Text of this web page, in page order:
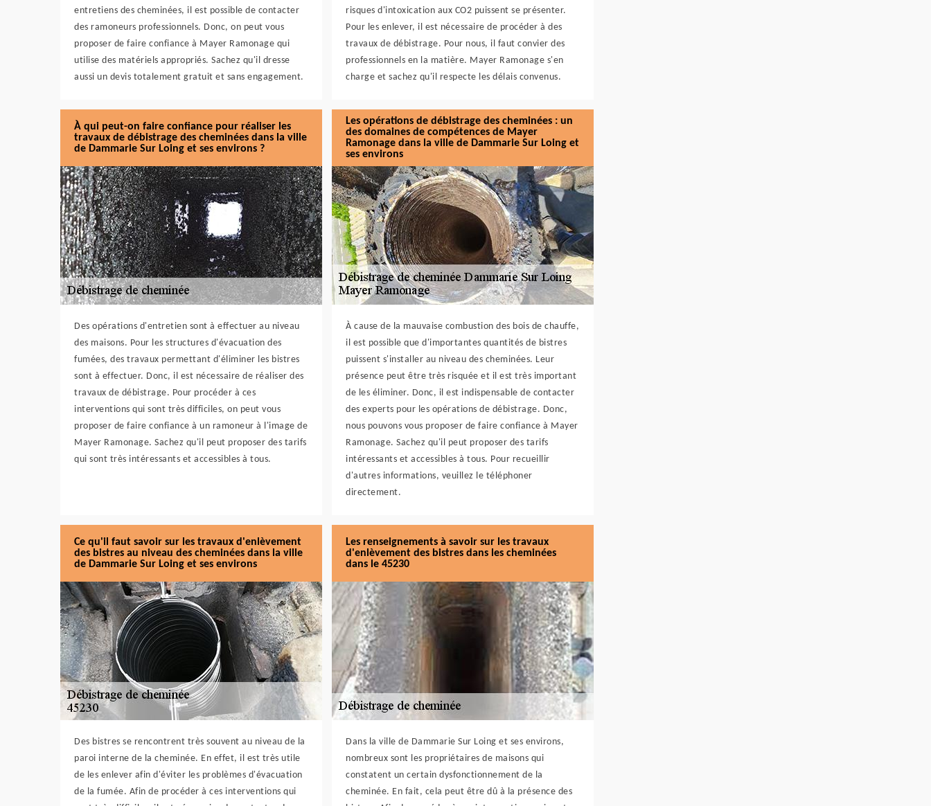
entretiens des cheminées, il est possible de contacter
des ramoneurs professionnels. Donc, on peut vous
proposer de faire confiance à Mayer Ramonage qui
utilise des matériels appropriés. Sachez qu'il dresse
aussi un devis totalement gratuit et sans engagement.
risques d'intoxication aux CO2 puissent se présenter.
Pour les enlever, il est nécessaire de procéder à des
travaux de débistrage. Pour nous, il faut convier des
professionnels en la matière. Mayer Ramonage s'en
charge et sachez qu'il respecte les délais convenus.
À qui peut-on faire confiance pour réaliser les
travaux de débistrage des cheminées dans la ville
de Dammarie Sur Loing et ses environs ?
Des opérations d'entretien sont à effectuer au niveau
des maisons. Pour les structures d'évacuation des
fumées, des travaux permettant d'éliminer les bistres
sont à effectuer. Donc, il est nécessaire de réaliser des
travaux de débistrage. Pour procéder à ces
interventions qui sont très difficiles, on peut vous
proposer de faire confiance à un ramoneur à l'image de
Mayer Ramonage. Sachez qu'il peut proposer des tarifs
qui sont très intéressants et accessibles à tous.
Les opérations de débistrage des cheminées : un
des domaines de compétences de Mayer
Ramonage dans la ville de Dammarie Sur Loing et
ses environs
À cause de la mauvaise combustion des bois de chauffe,
il est possible que d'importantes quantités de bistres
puissent s'installer au niveau des cheminées. Leur
présence peut être très risquée et il est très important
de les éliminer. Donc, il est indispensable de contacter
des experts pour les opérations de débistrage. Donc,
nous pouvons vous proposer de faire confiance à Mayer
Ramonage. Sachez qu'il peut proposer des tarifs
intéressants et accessibles à tous. Pour recueillir
d'autres informations, veuillez le téléphoner
directement.
Ce qu'il faut savoir sur les travaux d'enlèvement
des bistres au niveau des cheminées dans la ville
de Dammarie Sur Loing et ses environs
Des bistres se rencontrent très souvent au niveau de la
paroi interne de la cheminée. En effet, il est très utile
de les enlever afin d'éviter les problèmes d'évacuation
de la fumée. Afin de procéder à ces interventions qui
Les renseignements à savoir sur les travaux
d'enlèvement des bistres dans les cheminées
dans le 45230
Dans la ville de Dammarie Sur Loing et ses environs,
nombreux sont les propriétaires de maisons qui
constatent un certain dysfonctionnement de la
cheminée. En fait, cela peut être dû à la présence des